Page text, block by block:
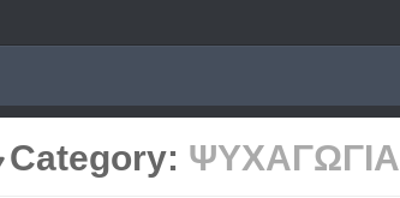
Category: ΨΥΧΑΓΩΓΙΑ